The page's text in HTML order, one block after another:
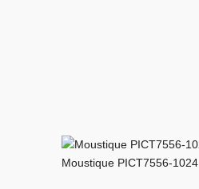
Moustique PICT7556-1024